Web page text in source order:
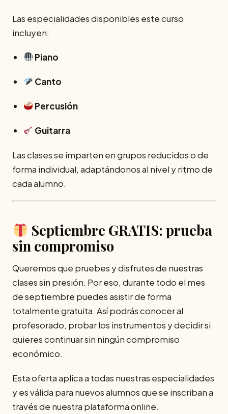
Las especialidades disponibles este curso
incluyen:
Piano
Canto
Percusión
Guitarra
Las clases se imparten en grupos reducidos o de
forma individual, adaptándonos al nivel y ritmo de
cada alumno.
Septiembre GRATIS: prueba
sin compromiso
Queremos que pruebes y disfrutes de nuestras
clases sin presión. Por eso, durante todo el mes
de septiembre puedes asistir de forma
totalmente gratuita. Así podrás conocer al
profesorado, probar los instrumentos y decidir si
quieres continuar sin ningún compromiso
económico.
Esta oferta aplica a todas nuestras especialidades
y es válida para nuevos alumnos que se inscriban a
través de nuestra plataforma online.